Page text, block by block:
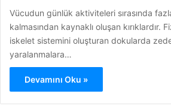
Vücudun günlük aktiviteleri sırasında
kalmasından kaynaklı oluşan kırıklardır.
iskelet sistemini oluşturan dokularda
yaralanmalara…
Devamını Oku »